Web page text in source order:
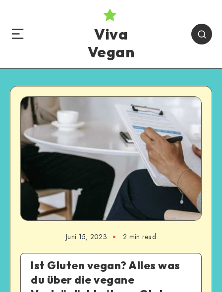
Viva
Vegan
Juni 15, 2023 2 min read
Ist Gluten vegan? Alles was
du über die vegane